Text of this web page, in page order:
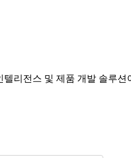
리전스 및 제품 개발 솔루